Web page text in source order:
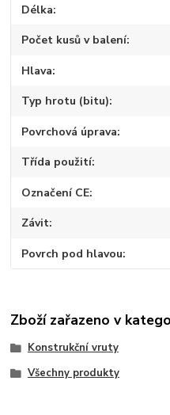
Délka
Počet kusů v balení
Hlava
Typ hrotu (bitu)
Povrchová úprava
Třída použití
Označení CE
Závit
Povrch pod hlavou
Zboží zařazeno v
Konstrukční vruty
Všechny produkty